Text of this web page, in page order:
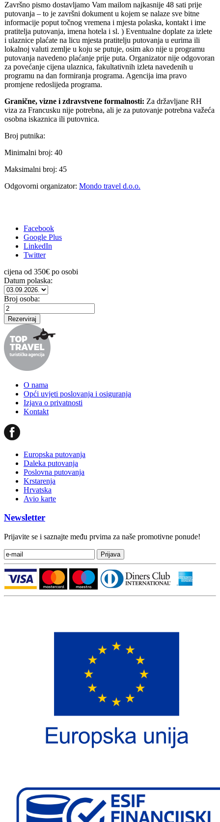
Završno pismo dostavljamo Vam mailom najkasnije 48 sati prije
putovanja – to je završni dokument u kojem se nalaze sve bitne
informacije poput točnog vremena i mjesta polaska, kontakt i ime
pratitelja putovanja, imena hotela i sl. ) Eventualne doplate za izlete
i ulaznice plaćate na licu mjesta pratitelju putovanja u eurima ili
lokalnoj valuti zemlje u koju se putuje, osim ako nije u programu
putovanja navedeno plaćanje prije puta. Organizator nije odgovoran
za povećanje cijena ulaznica, fakultativnih izleta navedenih u
programu na dan formiranja programa. Agencija ima pravo
promjene redoslijeda programa.
Granične, vizne i zdravstvene formalnosti: Za državljane RH
viza za Francusku nije potrebna, ali je za putovanje potrebna važeća
osobna iskaznica ili putovnica.
Broj putnika:
Minimalni broj: 40
Maksimalni broj: 45
Odgovorni organizator: Mondo travel d.o.o.
Facebook
Google Plus
LinkedIn
Twitter
cijena od 350€ po osobi
Datum polaska:
Broj osoba:
O nama
Opći uvjeti poslovanja i osiguranja
Izjava o privatnosti
Kontakt
Europska putovanja
Daleka putovanja
Poslovna putovanja
Krstarenja
Hrvatska
Avio karte
Newsletter
Prijavite se i saznajte među prvima za naše promotivne ponude!